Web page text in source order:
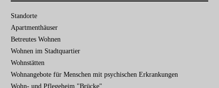
Navigation
überspringen
Standorte
Apartmenthäuser
Betreutes Wohnen
Wohnen im Stadtquartier
Wohnstätten
Wohnangebote für Menschen mit psychischen Erkrankungen
Wohn- und Pflegeheim "Brücke"